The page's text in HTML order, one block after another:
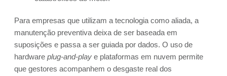
Para empresas que utilizam a tecnologia como aliada, a
manutenção preventiva deixa de ser baseada em
suposições e passa a ser guiada por dados. O uso de
hardware plug-and-play e plataformas em nuvem permite
que gestores acompanhem o desgaste real dos